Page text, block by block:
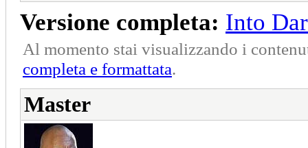
Versione completa: Into
Al momento stai visualizzando i
completa e formattata.
Master